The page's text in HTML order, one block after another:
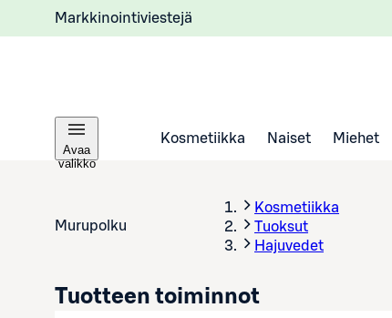
Markkinointiviestejä
Avaa
valikko
Kosmetiikka Naiset Miehet
Murupolku
Kosmetiikka
Tuoksut
Hajuvedet
Tuotteen toiminnot